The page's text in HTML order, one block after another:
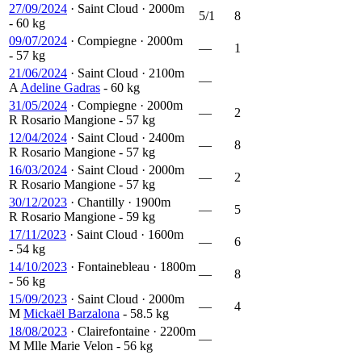
27/09/2024 · Saint Cloud · 2000m
- 60 kg
5/1
8
09/07/2024 · Compiegne · 2000m
- 57 kg
—
1
21/06/2024 · Saint Cloud · 2100m
A Adeline Gadras - 60 kg
—
31/05/2024 · Compiegne · 2000m
R Rosario Mangione - 57 kg
—
2
12/04/2024 · Saint Cloud · 2400m
R Rosario Mangione - 57 kg
—
8
16/03/2024 · Saint Cloud · 2000m
R Rosario Mangione - 57 kg
—
2
30/12/2023 · Chantilly · 1900m
R Rosario Mangione - 59 kg
—
5
17/11/2023 · Saint Cloud · 1600m
- 54 kg
—
6
14/10/2023 · Fontainebleau · 1800m
- 56 kg
—
8
15/09/2023 · Saint Cloud · 2000m
M Mickaël Barzalona - 58.5 kg
—
4
18/08/2023 · Clairefontaine · 2200m
M Mlle Marie Velon - 56 kg
—